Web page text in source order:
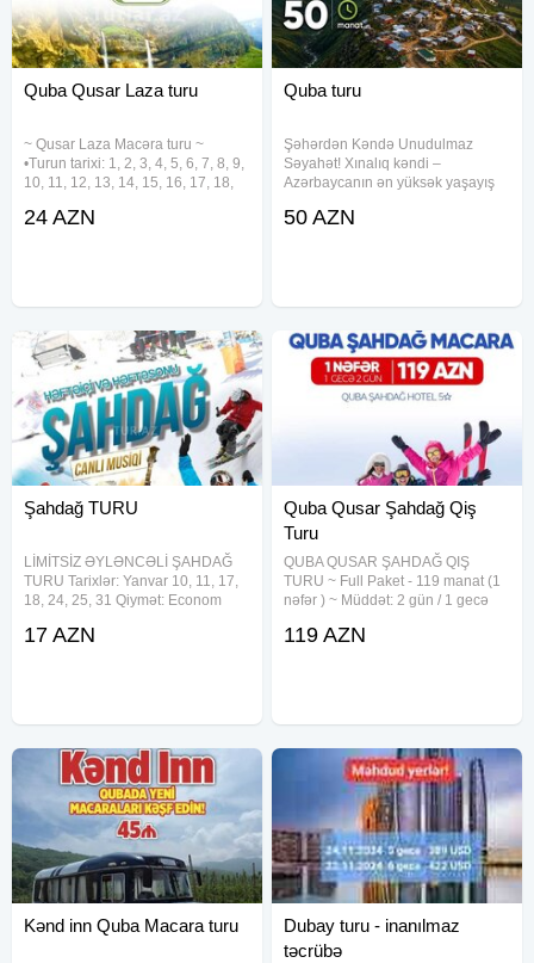
Quba Qusar Laza turu
~ Qusar Laza Macəra turu ~
•Turun tarixi: 1, 2, 3, 4, 5, 6, 7, 8, 9,
10, 11, 12, 13, 14, 15, 16, 17, 18,
28, 29, 30, 31 Avqust •Turun
24 AZN
Quba turu
Şəhərdən Kəndə Unudulmaz
Səyahət! Xınalıq kəndi –
Azərbaycanın ən yüksək yaşayış
mədəniyyət Qriz Kanyonu – Çay
50 AZN
Şahdağ TURU
LİMİTSİZ ƏYLƏNCƏLİ ŞAHDAĞ
TURU Tarixlər: Yanvar 10, 11, 17,
18, 24, 25, 31 Qiymət: Econom
AZN Full paket: 35 AZN Uşaq
17 AZN
Quba Qusar Şahdağ Qiş
Turu
QUBA QUSAR ŞAHDAĞ QIŞ
TURU ~ Full Paket - 119 manat (1
nəfər ) ~ Müddət: 2 gün / 1 gecə
Qəsəbə •Taglı körpü •Qəçrəş
119 AZN
Kənd inn Quba Macara turu
Dubay turu - inanılmaz
təcrübə